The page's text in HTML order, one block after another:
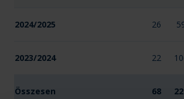
2024/2025 26
2023/2024 22
Összesen 68